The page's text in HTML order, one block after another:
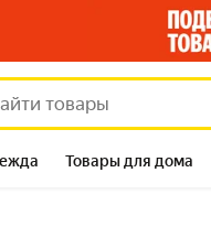
Товары для дома